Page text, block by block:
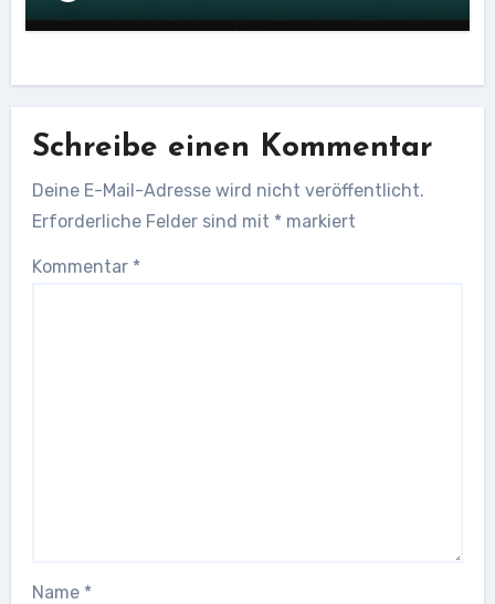
Schreibe einen Kommentar
Deine E-Mail-Adresse wird nicht veröffentlicht.
Erforderliche Felder sind mit * markiert
Kommentar *
Name *